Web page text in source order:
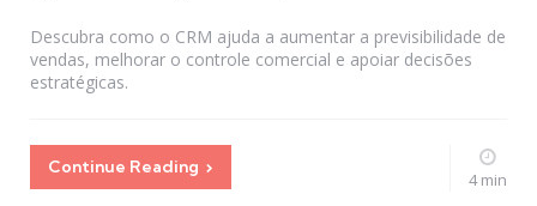
Descubra como o CRM ajuda a aumentar a previsibilidade de
vendas, melhorar o controle comercial e apoiar decisões
estratégicas.
Continue Reading
4 min